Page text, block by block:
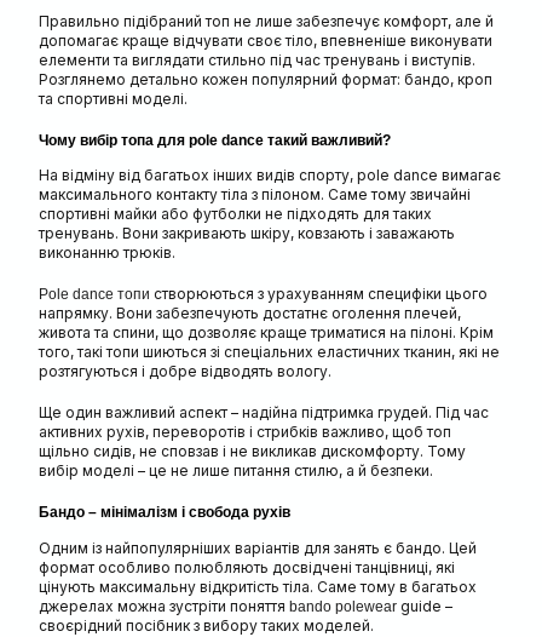
Правильно підібраний топ не лише забезпечує комфорт, але й
допомагає краще відчувати своє тіло, впевненіше виконувати
елементи та виглядати стильно під час тренувань і виступів.
Розглянемо детально кожен популярний формат: бандо, кроп
та спортивні моделі.
Чому вибір топа для pole dance такий важливий?
На відміну від багатьох інших видів спорту, pole dance вимагає
максимального контакту тіла з пілоном. Саме тому звичайні
спортивні майки або футболки не підходять для таких
тренувань. Вони закривають шкіру, ковзають і заважають
виконанню трюків.
Pole dance топи створюються з урахуванням специфіки цього
напрямку. Вони забезпечують достатнє оголення плечей,
живота та спини, що дозволяє краще триматися на пілоні. Крім
того, такі топи шиються зі спеціальних еластичних тканин, які не
розтягуються і добре відводять вологу.
Ще один важливий аспект – надійна підтримка грудей. Під час
активних рухів, переворотів і стрибків важливо, щоб топ
щільно сидів, не сповзав і не викликав дискомфорту. Тому
вибір моделі – це не лише питання стилю, а й безпеки.
Бандо – мінімалізм і свобода рухів
Одним із найпопулярніших варіантів для занять є бандо. Цей
формат особливо полюбляють досвідчені танцівниці, які
цінують максимальну відкритість тіла. Саме тому в багатьох
джерелах можна зустріти поняття bando polewearguide –
своєрідний посібник з вибору таких моделей.